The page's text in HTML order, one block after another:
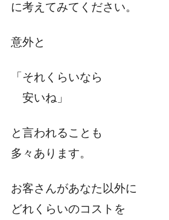
に考えてみてください。
意外と
「それくらいなら
安いね」
と言われることも
多々あります。
お客さんがあなた以外に
どれくらいのコストを